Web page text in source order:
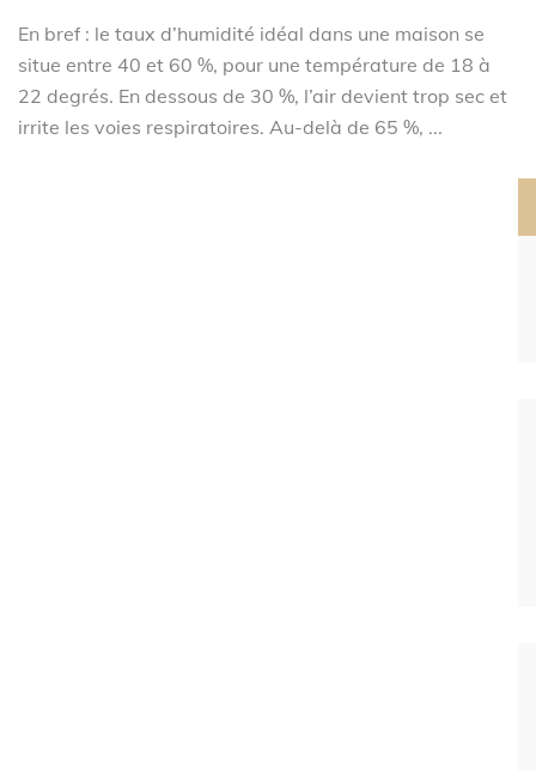
En bref : le taux d’humidité idéal dans une maison se
situe entre 40 et 60 %, pour une température de 18 à
22 degrés. En dessous de 30 %, l’air devient trop sec et
irrite les voies respiratoires. Au-delà de 65 %, ...